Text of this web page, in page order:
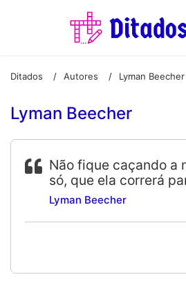
Ditados / Autores / Lyman Beecher
Lyman Beecher
Não fique caçando a
só, que ela correrá
Lyman Beecher